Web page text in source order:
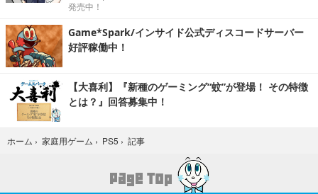
発売中！
Game*Spark/インサイド公式ディスコードサーバー
好評稼働中！
【大喜利】『新種のゲーミング“蚊”が登場！ その特徴
とは？』回答募集中！
ホーム › 家庭用ゲーム › PS5 › 記事